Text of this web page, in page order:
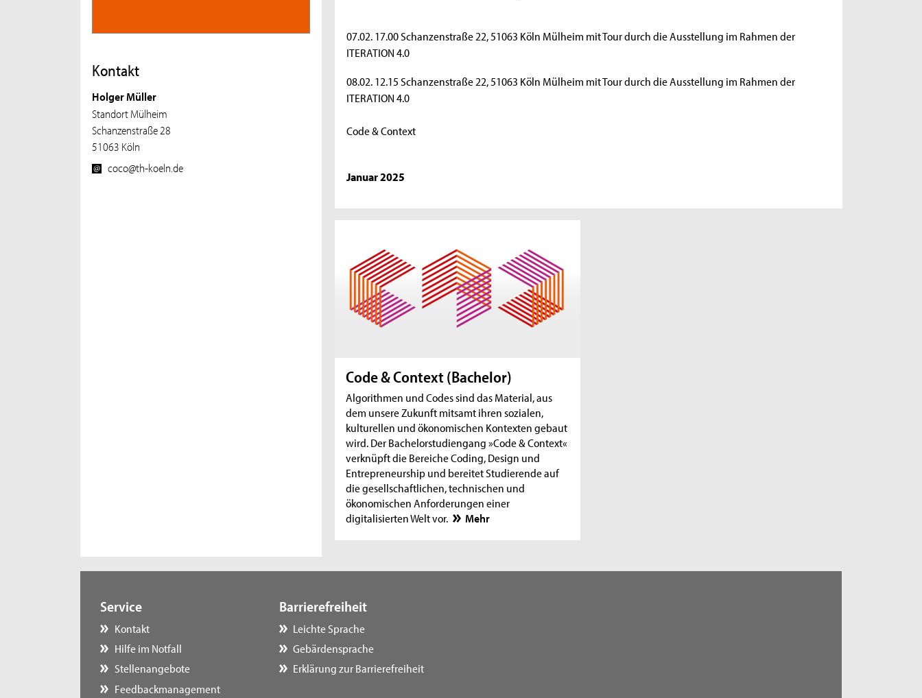
Kontakt
Holger Müller
Standort Mülheim
Schanzenstraße 28
51063 Köln
coco@th-koeln.de
07.02. 17.00 Schanzenstraße 22, 51063 Köln Mülheim mit Tour durch die Ausstellung im Rahmen der
ITERATION 4.0
08.02. 12.15 Schanzenstraße 22, 51063 Köln Mülheim mit Tour durch die Ausstellung im Rahmen der
ITERATION 4.0
Code & Context
Januar 2025
Code & Context (Bachelor)
Algorithmen und Codes sind das Material, aus
dem unsere Zukunft mitsamt ihren sozialen,
kulturellen und ökonomischen Kontexten gebaut
wird. Der Bachelorstudiengang »Code & Context«
verknüpft die Bereiche Coding, Design und
Entrepreneurship und bereitet Studierende auf
die gesellschaftlichen, technischen und
ökonomischen Anforderungen einer
digitalisierten Welt vor.
Mehr
Service
Kontakt
Hilfe im Notfall
Stellenangebote
Feedbackmanagement
Barrierefreiheit
Leichte Sprache
Gebärdensprache
Erklärung zur Barrierefreiheit